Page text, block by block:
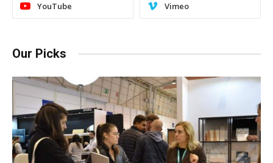
YouTube Vimeo
Our Picks